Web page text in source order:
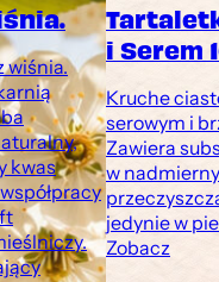
wiśnia.
kwas
i Serem
Kruche
serowym i
Zawiera
w
jedynie w
Zobacz